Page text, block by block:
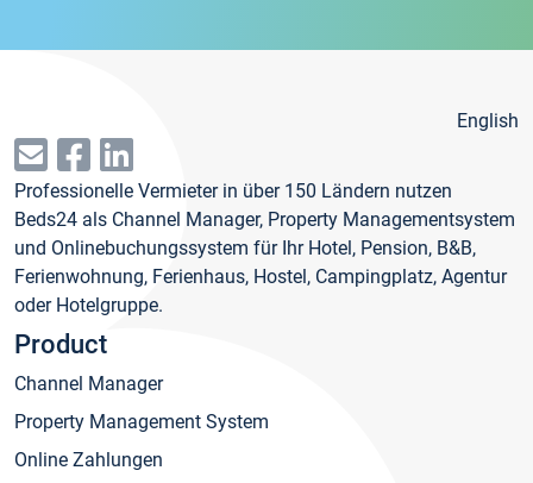
English
Professionelle Vermieter in über 150 Ländern nutzen
Beds24 als Channel Manager, Property Managementsystem
und Onlinebuchungssystem für Ihr Hotel, Pension, B&B,
Ferienwohnung, Ferienhaus, Hostel, Campingplatz, Agentur
oder Hotelgruppe.
Product
Channel Manager
Property Management System
Online Zahlungen